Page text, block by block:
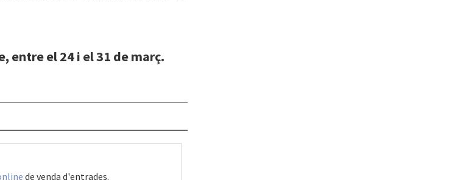
entre el 24 i el 31 de març.
de venda d'entrades.